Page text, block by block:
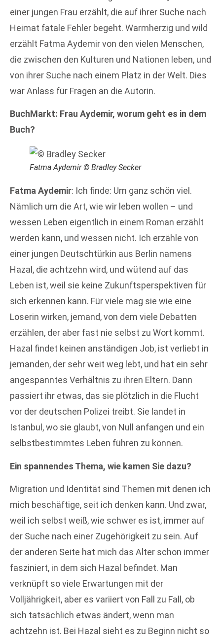
einer jungen Frau erzählt, die auf ihrer Suche nach
Heimat fatale Fehler begeht. Warmherzig und wild
erzählt Fatma Aydemir von den vielen Menschen,
die zwischen den Kulturen und Nationen leben, und
von ihrer Suche nach einem Platz in der Welt. Dies
war Anlass für Fragen an die Autorin.
BuchMarkt: Frau Aydemir, worum geht es in dem
Buch?
Fatma Aydemir © Bradley Secker
Fatma Aydemir: Ich finde: Um ganz schön viel.
Nämlich um die Art, wie wir leben wollen – und
wessen Leben eigentlich in einem Roman erzählt
werden kann, und wessen nicht. Ich erzähle von
einer jungen Deutschtürkin aus Berlin namens
Hazal, die achtzehn wird, und wütend auf das
Leben ist, weil sie keine Zukunftsperspektiven für
sich erkennen kann. Für viele mag sie wie eine
Loserin wirken, jemand, von dem viele Debatten
erzählen, der aber fast nie selbst zu Wort kommt.
Hazal findet keinen anständigen Job, ist verliebt in
jemanden, der sehr weit weg lebt, und hat ein sehr
angespanntes Verhältnis zu ihren Eltern. Dann
passiert ihr etwas, das sie plötzlich in die Flucht
vor der deutschen Polizei treibt. Sie landet in
Istanbul, wo sie glaubt, von Null anfangen und ein
selbstbestimmtes Leben führen zu können.
Ein spannendes Thema, wie kamen Sie dazu?
Migration und Identität sind Themen mit denen ich
mich beschäftige, seit ich denken kann. Und zwar,
weil ich selbst weiß, wie schwer es ist, immer auf
der Suche nach einer Zugehörigkeit zu sein. Auf
der anderen Seite hat mich das Alter schon immer
fasziniert, in dem sich Hazal befindet. Man
verknüpft so viele Erwartungen mit der
Volljährigkeit, aber es variiert von Fall zu Fall, ob
sich tatsächlich etwas ändert, wenn man
achtzehn ist. Bei Hazal sieht es zu Beginn nicht so